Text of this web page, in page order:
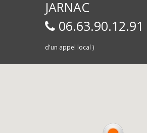
JARNAC
06.63.90.12.91
d'un appel local )